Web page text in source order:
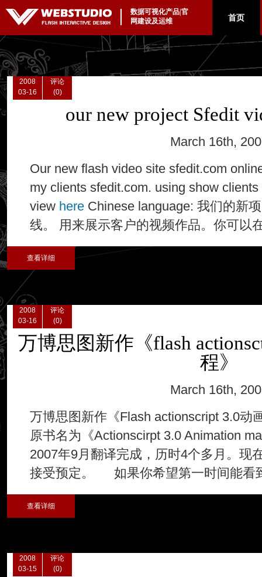
数据可视化产品|官
网建设及运维
首页
2008
03-16
评论
(0)
our new project Sfedit
March 16th,
Our new flash video site sfedit.com
my clients sfedit.com. using show
view here Chinese language: 我们的新
线。 用来展示客户的视频作品。你可以
查看详细
2008
03-16
评论
(0)
万博思图新作《flash
程》
March 16th,
万博思图新作《Flash actionscript 3.0动
原书名为《Actionscirpt 3.0 Animation
2007年9月翻译完成，历时4个多月。现
接受预定。 如果你希望第一时间能看
查看详细
2008
03-15
评论
(0)